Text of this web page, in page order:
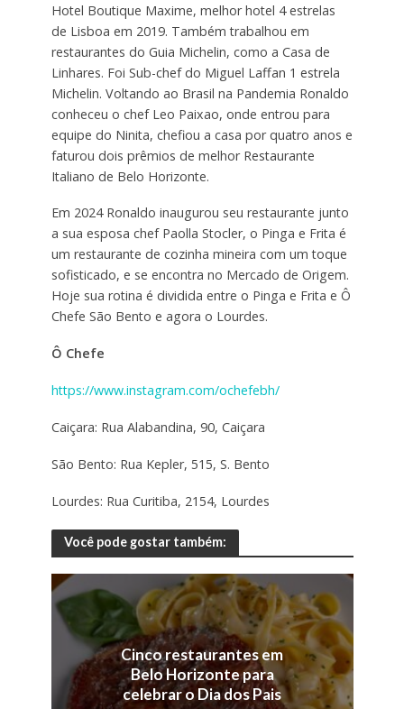
Hotel Boutique Maxime, melhor hotel 4 estrelas
de Lisboa em 2019. Também trabalhou em
restaurantes do Guia Michelin, como a Casa de
Linhares. Foi Sub-chef do Miguel Laffan 1 estrela
Michelin. Voltando ao Brasil na Pandemia Ronaldo
conheceu o chef Leo Paixao, onde entrou para
equipe do Ninita, chefiou a casa por quatro anos e
faturou dois prêmios de melhor Restaurante
Italiano de Belo Horizonte.
Em 2024 Ronaldo inaugurou seu restaurante junto
a sua esposa chef Paolla Stocler, o Pinga e Frita é
um restaurante de cozinha mineira com um toque
sofisticado, e se encontra no Mercado de Origem.
Hoje sua rotina é dividida entre o Pinga e Frita e Ô
Chefe São Bento e agora o Lourdes.
Ô Chefe
https://www.instagram.com/ochefebh/
Caiçara: Rua Alabandina, 90, Caiçara
São Bento: Rua Kepler, 515, S. Bento
Lourdes: Rua Curitiba, 2154, Lourdes
Você pode gostar também:
Cinco restaurantes em
Belo Horizonte para
celebrar o Dia dos Pais